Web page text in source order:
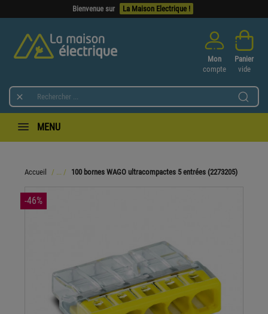
Bienvenue sur La Maison Electrique !

Mon
compte
Panier
vide
MENU
Accueil 100 bornes WAGO ultracompactes 5 entrées (2273205)
-46%